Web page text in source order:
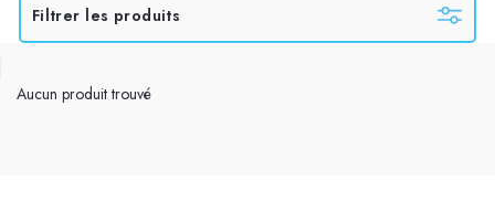
Filtrer les produits
Aucun produit trouvé